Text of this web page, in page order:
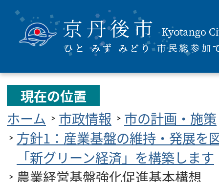
現在の位置
ホーム
市政情報
市の計画・施策
方針1：産業基盤の維持・発展を
「新グリーン経済」を構築します
農業経営基盤強化促進基本構想